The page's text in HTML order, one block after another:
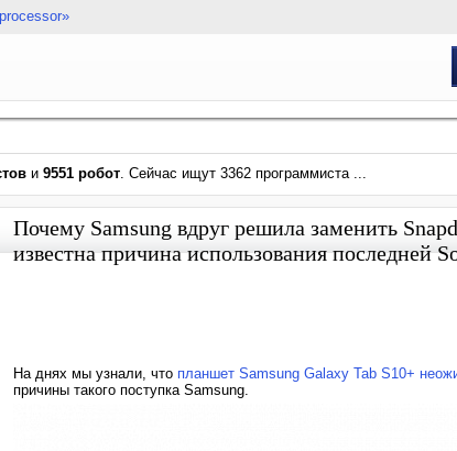
и 9551 робот. Сейчас ищут 3362 программиста ...
Почему Samsung вдруг решила заменить
известна причина использования последней
На днях мы узнали, что планшет Samsung Galaxy Tab S10+
причины такого поступка Samsung.